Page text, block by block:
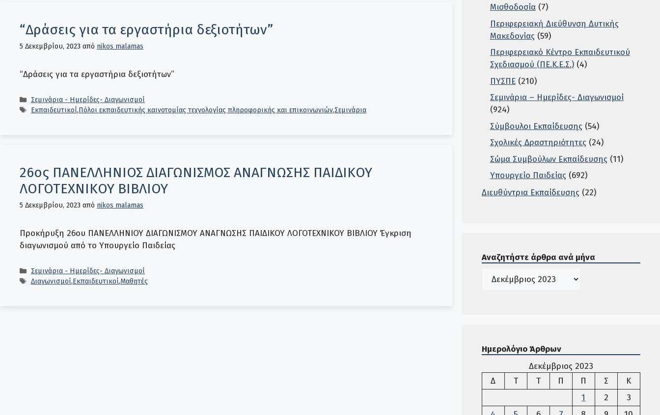
“Δράσεις για τα εργαστήρια δεξιοτήτων”
5 Δεκεμβρίου, 2023 από nikos malamas
“Δράσεις για τα εργαστήρια δεξιοτήτων”
Κατηγορίες
Σεμινάρια - Ημερίδες- Διαγωνισμοί
Ετικέτες
Εκπαιδευτικοί,Πόλοι εκπαιδευτικής καινοτομίας τεχνολογίας πληροφορικής και επικοινωνιών,Σεμινάρια
26ος ΠΑΝΕΛΛΗΝΙΟΣ ΔΙΑΓΩΝΙΣΜΟΣ ΑΝΑΓΝΩΣΗΣ ΠΑΙΔΙΚΟΥ
ΛΟΓΟΤΕΧΝΙΚΟΥ ΒΙΒΛΙΟΥ
5 Δεκεμβρίου, 2023 από nikos malamas
Προκήρυξη 26ου ΠΑΝΕΛΛΗΝΙΟΥ ΔΙΑΓΩΝΙΣΜΟΥ ΑΝΑΓΝΩΣΗΣ ΠΑΙΔΙΚΟΥ ΛΟΓΟΤΕΧΝΙΚΟΥ ΒΙΒΛΙΟΥ Έγκριση
διαγωνισμού από το Υπουργείο Παιδείας
Κατηγορίες
Σεμινάρια - Ημερίδες- Διαγωνισμοί
Ετικέτες
Διαγωνισμοί,Εκπαιδευτικοί,Μαθητές
Μισθοδοσία(7)
Περιφερειακή Διεύθυνση Δυτικής
Μακεδονίας (59)
Περιφερειακό Κέντρο Εκπαιδευτικού
Σχεδιασμού (ΠΕ.Κ.Ε.Σ.)(4)
ΠΥΣΠΕ(210)
Σεμινάρια – Ημερίδες- Διαγωνισμοί
(924)
Σύμβουλοι Εκπαίδευσης (54)
Σχολικές Δραστηριότητες (24)
Σώμα Συμβούλων Εκπαίδευσης (11)
Υπουργείο Παιδείας (692)
Διευθύντρια Εκπαίδευσης (22)
Αναζητήστε άρθρα ανά μήνα
Ιστορικό
Ημερολόγιο Άρθρων
Δεκέμβριος 2023
ΔΔευτέρα
ΤΤρίτηΤΤετάρτη
Π Πέμπτη
Π Παρασκευή
ΣΣάββατο
Κ
1
2
3